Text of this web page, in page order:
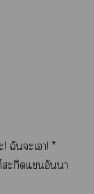
ฉันะเา! ”
สะกิดแอันนา